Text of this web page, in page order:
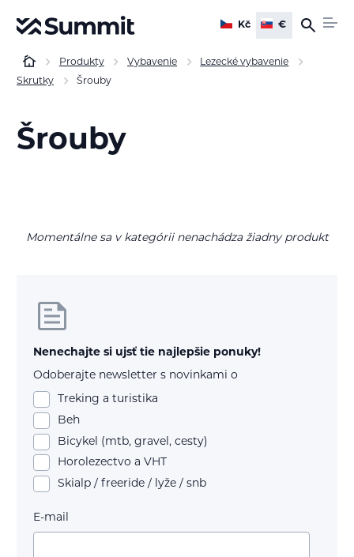
Kč €
Produkty Vybavenie
Lezecké vybavenie
Skrutky
Šrouby
Šrouby
Momentálne sa v kategórii nenachádza žiadny produkt
Nenechajte si ujsť tie najlepšie ponuky!
Odoberajte newsletter s novinkami o
Treking a turistika
Beh
Bicykel (mtb, gravel, cesty)
Horolezectvo a VHT
Skialp / freeride / lyže / snb
E-mail